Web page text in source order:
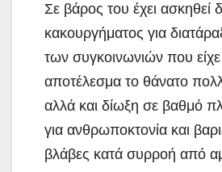
Σε βάρος του έχει ασκηθεί
κακουργήματος για
των συγκοινωνιών που
αποτέλεσμα το θάνατο
αλλά και δίωξη σε βαθμό
για ανθρωποκτονία και
βλάβες κατά συρροή από